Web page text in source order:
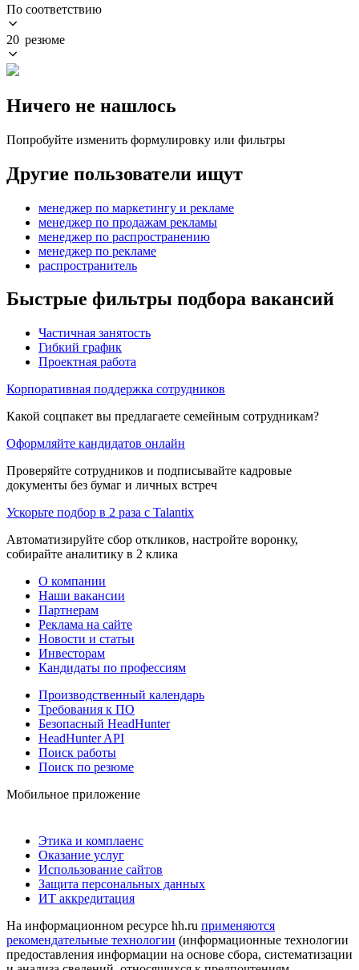
По соответствию
20 резюме
Ничего не нашлось
Попробуйте изменить формулировку или фильтры
Другие пользователи ищут
менеджер по маркетингу и рекламе
менеджер по продажам рекламы
менеджер по распространению
менеджер по рекламе
распространитель
Быстрые фильтры подбора вакансий
Частичная занятость
Гибкий график
Проектная работа
Корпоративная поддержка сотрудников
Какой соцпакет вы предлагаете семейным сотрудникам?
Оформляйте кандидатов онлайн
Проверяйте сотрудников и подписывайте кадровые
документы без бумаг и личных встреч
Ускорьте подбор в 2 раза с Talantix
Автоматизируйте сбор откликов, настройте воронку,
собирайте аналитику в 2 клика
О компании
Наши вакансии
Партнерам
Реклама на сайте
Новости и статьи
Инвесторам
Кандидаты по профессиям
Производственный календарь
Требования к ПО
Безопасный HeadHunter
HeadHunter API
Поиск работы
Поиск по резюме
Мобильное приложение
Этика и комплаенс
Оказание услуг
Использование сайтов
Защита персональных данных
ИТ аккредитация
На информационном ресурсе hh.ru применяются
рекомендательные технологии (информационные технологии
предоставления информации на основе сбора, систематизации